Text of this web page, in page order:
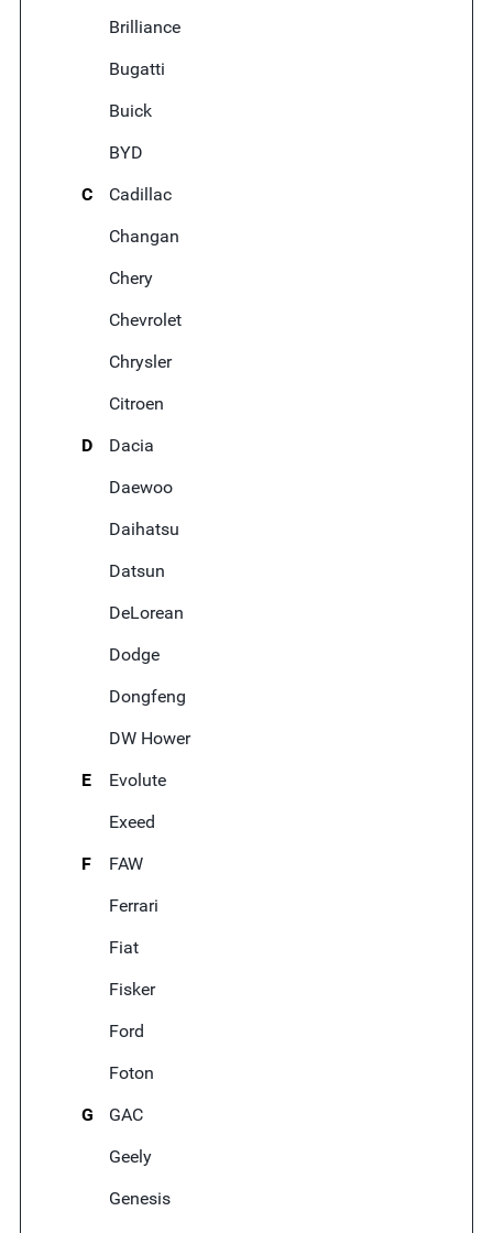
Brilliance
Bugatti
Buick
BYD
C
Cadillac
Changan
Chery
Chevrolet
Chrysler
Citroen
D
Dacia
Daewoo
Daihatsu
Datsun
DeLorean
Dodge
Dongfeng
DW Hower
E
Evolute
Exeed
F
FAW
Ferrari
Fiat
Fisker
Ford
Foton
G
GAC
Geely
Genesis